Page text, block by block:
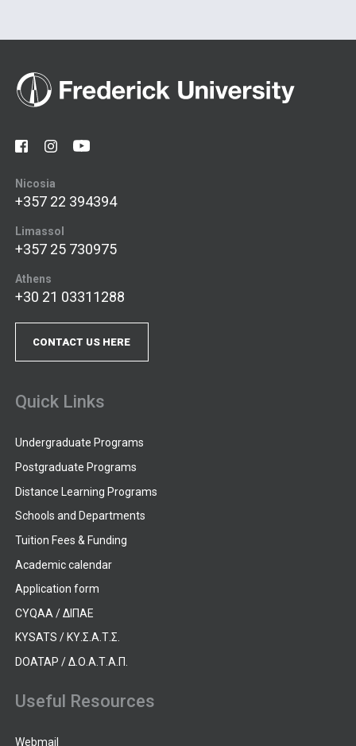
Nicosia
+357 22 394394
Limassol
+357 25 730975
Athens
+30 21 03311288
CONTACT US HERE
Quick Links
Undergraduate Programs
Postgraduate Programs
Distance Learning Programs
Schools and Departments
Tuition Fees & Funding
Academic calendar
Application form
CYQAA / ΔΙΠΑΕ
KYSATS / ΚΥ.Σ.Α.Τ.Σ.
DOATAP / Δ.Ο.Α.Τ.Α.Π.
Useful Resources
Webmail